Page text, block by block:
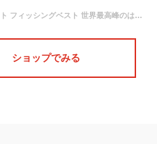
アウトドアベスト フィッシングベスト 世界最高峰のはっ水性能を誇るテフロンを施したベスト 撥水 防汚 ジャケット メンズ アウトドア 登山 釣り 春夏秋 メンズジャケット 防水 釣り ライト インナー フィッシング 耐久
ショップでみる